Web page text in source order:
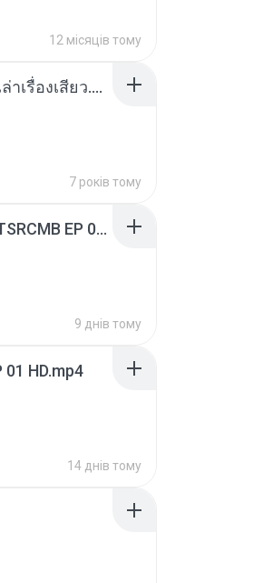
12 місяців тому
เมียน้อยเหงา พาเสียวค่ะ18+เล่าเรื่องเสียว.mp3
7 років тому
[Witanime.com] RKNGMNNTSRCMB EP 06 HD.mp4
9 днів тому
01 HD.mp4
14 днів тому